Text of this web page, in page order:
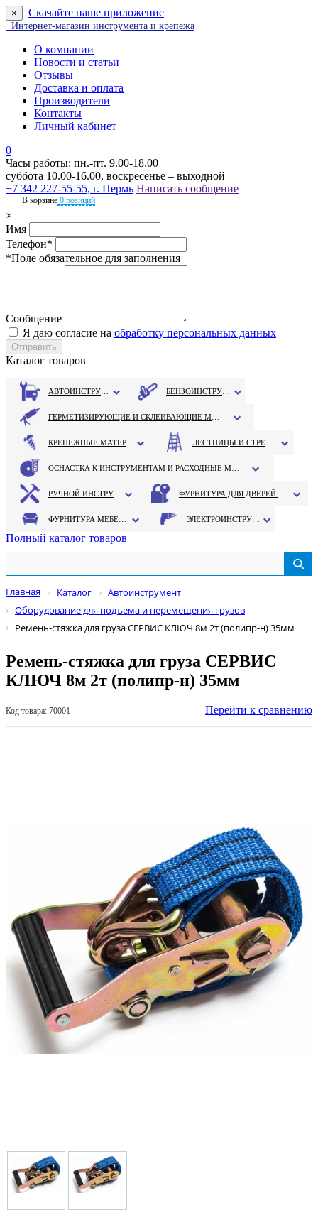
× Скачайте наше приложение
Интернет-магазин инструмента и крепежа
О компании
Новости и статьи
Отзывы
Доставка и оплата
Производители
Контакты
Личный кабинет
0
Часы работы: пн.-пт. 9.00-18.00
суббота 10.00-16.00, воскресенье – выходной
+7 342 227-55-55, г. Пермь Написать сообщение
В корзине 0 позиций
×
Имя
Телефон*
*Поле обязательное для заполнения
Сообщение
Я даю согласие на обработку персональных данных
Каталог товаров
Полный каталог товаров
Главная Каталог
Автоинструмент
Оборудование для подъема и перемещения грузов
Ремень-стяжка для груза СЕРВИС КЛЮЧ 8м 2т (полипр-н) 35мм
Ремень-стяжка для груза СЕРВИС
КЛЮЧ 8м 2т (полипр-н) 35мм
Код товара: 70001 Перейти к сравнению